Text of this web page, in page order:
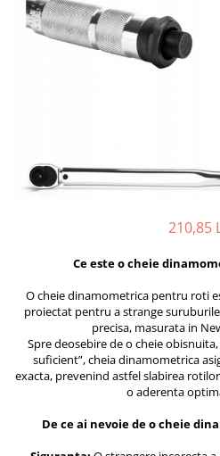
compresoare
Cricuri Auto Hidraulice
Pneumatice si Trapezoidale
Generatoare curent
Masini de gaurit si Insurubat
Pistol de Lipit
Polizoare
Pompe Combustibil
Protectia muncii
Scule Pneumatice
Mixere
Motocositoare si Motosape
Rotopercutoare si bormasini
Taiat gresie si faianta
umidificatoare
210,85
Ce este o cheie
O cheie dinamometrica pentru roti
proiectat pentru a strange
precisa, masurata in
Spre deosebire de o cheie
suficient”, cheia dinamometrica
exacta, prevenind astfel slabirea
o aderenta
De ce ai nevoie de o cheie